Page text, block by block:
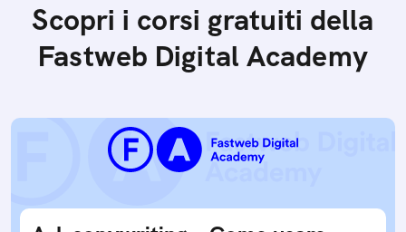
Scopri i corsi gratuiti della
Fastweb Digital Academy